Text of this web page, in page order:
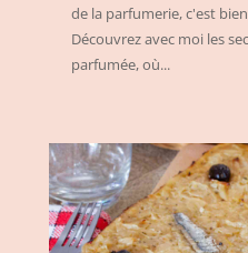
de la parfumerie, c'est
Découvrez avec moi les
parfumée, où...